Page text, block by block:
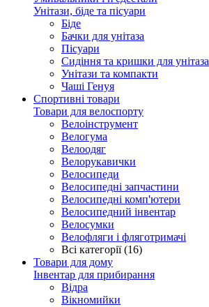
Унітази, біде та пісуари
Біде
Бачки для унітаза
Пісуари
Сидіння та кришки для унітаза
Унітази та компакти
Чаші Генуя
Спортивні товари
Товари для велоспорту
Велоінструмент
Велогума
Велоодяг
Велорукавички
Велосипеди
Велосипедні запчастини
Велосипедні комп'ютери
Велосипедний інвентар
Велосумки
Велофляги і фляготримачі
Всі категорії (16)
Товари для дому
Інвентар для прибирання
Відра
Вікномийки